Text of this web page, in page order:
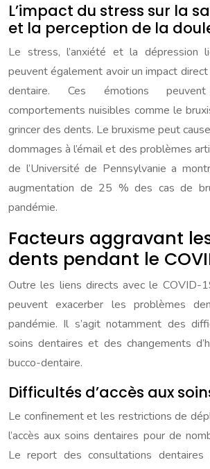
L’impact du stress sur la
et la perception de la
Le stress, l’anxiété et la dépression
peuvent également avoir un impact
dentaire. Ces émotions
comportements nuisibles comme le
grincer des dents. Le bruxisme peut
dommages à l’émail et des problèmes
de l’Université de Pennsylvanie a
augmentation de 25 % des cas de
pandémie.
Facteurs aggravant
dents pendant le
Outre les liens directs avec le COVID-
peuvent exacerber les problèmes
pandémie. Il s’agit notamment des
soins dentaires et des changements
bucco-dentaire.
Difficultés d’accès aux
Le confinement et les restrictions de
l’accès aux soins dentaires pour de
Le report des consultations